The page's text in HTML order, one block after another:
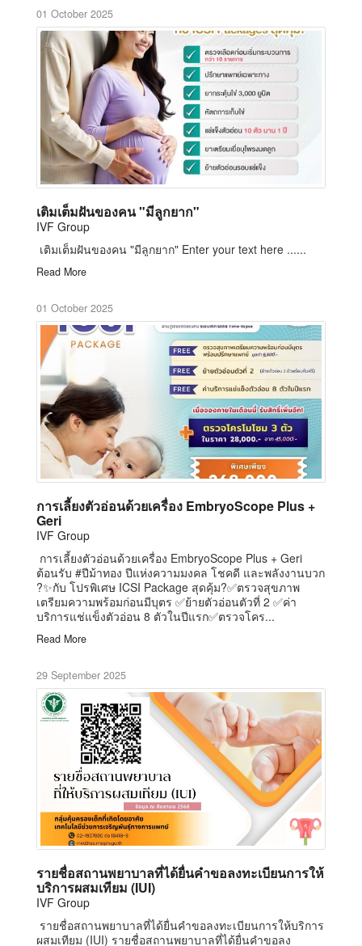
01 October 2025
เติมเต็มฝันของคน "มีลูกยาก"
IVF Group
เติมเต็มฝันของคน "มีลูกยาก" Enter your text here ......
Read More
01 October 2025
การเลี้ยงตัวอ่อนด้วยเครื่อง EmbryoScope Plus +
Geri
IVF Group
การเลี้ยงตัวอ่อนด้วยเครื่อง EmbryoScope Plus + Geri
ต้อนรับ #ปีม้าทอง ปีแห่งความมงคล โชคดี และพลังงานบวก
?✨กับ โปรพิเศษ ICSI Package สุดคุ้ม?✅ตรวจสุขภาพ
เตรียมความพร้อมก่อนมีบุตร ✅ย้ายตัวอ่อนตัวที่ 2 ✅ค่า
บริการแช่แข็งตัวอ่อน 8 ตัวในปีแรก✅ตรวจโคร...
Read More
29 September 2025
รายชื่อสถานพยาบาลที่ได้ยื่นคำขอลงทะเบียนการให้
บริการผสมเทียม (IUI)
IVF Group
รายชื่อสถานพยาบาลที่ได้ยื่นคำขอลงทะเบียนการให้บริการ
ผสมเทียม (IUI) รายชื่อสถานพยาบาลที่ได้ยื่นคำขอลง